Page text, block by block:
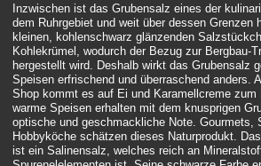
Inzwischen ist das Grubensalz eines der
dem Ruhrgebiet und weit über dessen Grenzen
kleinen, kohlenschwarz glänzenden
Kohlekrümel, wodurch der Bezug zur Bergbau-
hergestellt wird. Deshalb wirkt das Grubensalz
Speisen erfrischend und überraschend anders.
Shop kommt es auf Ei und Karamellcreme
warme Speisen erhalten mit dem knusprigen
optische und geschmackliche Note. Gourmets,
Hobbyköche schätzen dieses Naturprodukt.
ist ein Salinensalz, welches reich an